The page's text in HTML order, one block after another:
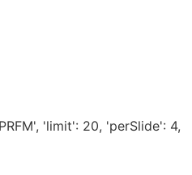
'limit': 20, 'perSlide': 4,